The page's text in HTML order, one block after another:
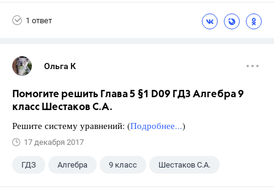
1 ответ
Ольга К
Помогите решить Глава 5 §1 D09 ГДЗ Алгебра 9
класс Шестаков С.А.
Решите систему уравнений: (Подробнее...)
17 декабря 2017
ГДЗ Алгебра 9 класс Шестаков С.А.